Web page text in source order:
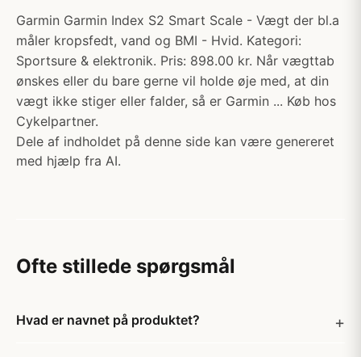
Garmin Garmin Index S2 Smart Scale - Vægt der bl.a
måler kropsfedt, vand og BMI - Hvid. Kategori:
Sportsure & elektronik. Pris: 898.00 kr. Når vægttab
ønskes eller du bare gerne vil holde øje med, at din
vægt ikke stiger eller falder, så er Garmin ... Køb hos
Cykelpartner.
Dele af indholdet på denne side kan være genereret
med hjælp fra AI.
Ofte stillede spørgsmål
Hvad er navnet på produktet?